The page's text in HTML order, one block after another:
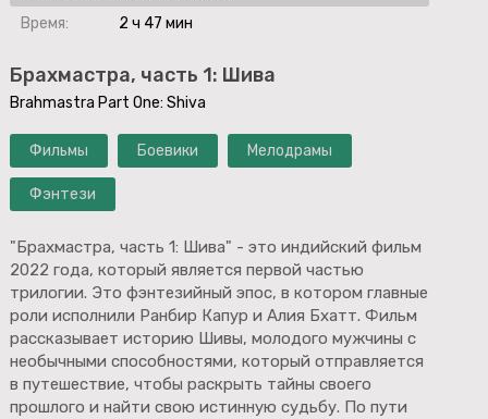
Брахмастра, часть 1: Шива
Brahmastra Part One: Shiva
Фильмы Боевики Мелодрамы
Фэнтези
"Брахмастра, часть 1: Шива" - это индийский фильм
2022 года, который является первой частью
трилогии. Это фэнтезийный эпос, в котором главные
роли исполнили Ранбир Капур и Алия Бхатт. Фильм
рассказывает историю Шивы, молодого мужчины с
необычными способностями, который отправляется
в путешествие, чтобы раскрыть тайны своего
прошлого и найти свою истинную судьбу. По пути
Время:
2 ч 47 мин